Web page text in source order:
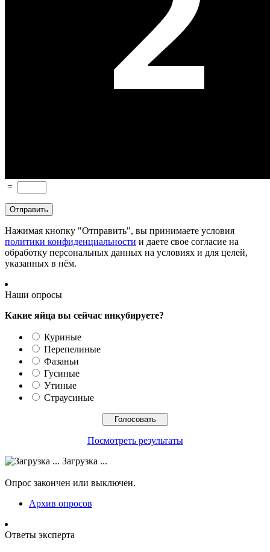
=
Нажимая кнопку "Отправить", вы принимаете условия
политики конфиденциальности и даете свое согласие на
обработку персональных данных на условиях и для целей,
указанных в нём.
Наши опросы
Какие яйца вы сейчас инкубируете?
Куриные
Перепелиные
Фазаньи
Гусиные
Утиные
Страусиные
Посмотреть результаты
Загрузка ...
Опрос закончен или выключен.
Архив опросов
Ответы эксперта